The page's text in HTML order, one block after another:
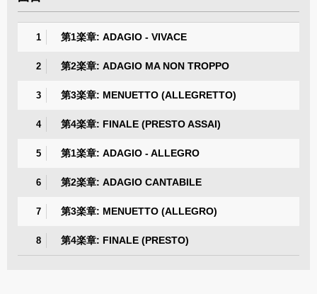
1 第1楽章: ADAGIO - VIVACE
2 第2楽章: ADAGIO MA NON TROPPO
3 第3楽章: MENUETTO (ALLEGRETTO)
4 第4楽章: FINALE (PRESTO ASSAI)
5 第1楽章: ADAGIO - ALLEGRO
6 第2楽章: ADAGIO CANTABILE
7 第3楽章: MENUETTO (ALLEGRO)
8 第4楽章: FINALE (PRESTO)